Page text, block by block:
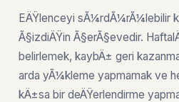
EÄŸlenceyi sÃ¼rdÃ¼rÃ¼lebilir
Ã§izdiÄŸin Ã§erÃ§evedir.
belirlemek, kaybÄ± geri
arda yÃ¼kleme yapmamak ve
kÄ±sa bir deÄŸerlendirme